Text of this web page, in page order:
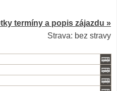
termíny a popis zájazdu »
Strava: bez stravy